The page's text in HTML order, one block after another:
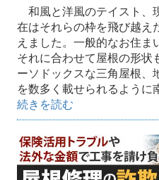
和風と洋風のテイスト、
在はそれらの枠を飛び越え
えました。一般的なお住ま
それに合わせて屋根の形状
ーソドックスな三角屋根、
を数多く載せられるよう
続きを読む